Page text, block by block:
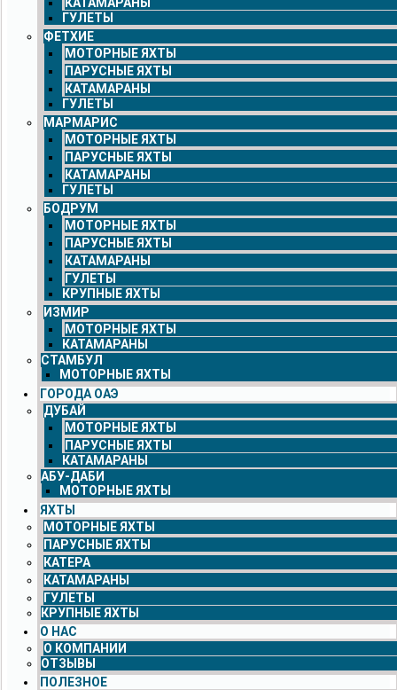
ГУЛЕТЫ
ФЕТХИЕ
МОТОРНЫЕ ЯХТЫ
ПАРУСНЫЕ ЯХТЫ
КАТАМАРАНЫ
ГУЛЕТЫ
МАРМАРИС
МОТОРНЫЕ ЯХТЫ
ПАРУСНЫЕ ЯХТЫ
КАТАМАРАНЫ
ГУЛЕТЫ
БОДРУМ
МОТОРНЫЕ ЯХТЫ
ПАРУСНЫЕ ЯХТЫ
КАТАМАРАНЫ
ГУЛЕТЫ
КРУПНЫЕ ЯХТЫ
ИЗМИР
МОТОРНЫЕ ЯХТЫ
КАТАМАРАНЫ
СТАМБУЛ
МОТОРНЫЕ ЯХТЫ
ГОРОДА ОАЭ
ДУБАЙ
МОТОРНЫЕ ЯХТЫ
ПАРУСНЫЕ ЯХТЫ
КАТАМАРАНЫ
АБУ-ДАБИ
МОТОРНЫЕ ЯХТЫ
ЯХТЫ
МОТОРНЫЕ ЯХТЫ
ПАРУСНЫЕ ЯХТЫ
КАТЕРА
КАТАМАРАНЫ
ГУЛЕТЫ
КРУПНЫЕ ЯХТЫ
О НАС
О КОМПАНИИ
ОТЗЫВЫ
ПОЛЕЗНОЕ